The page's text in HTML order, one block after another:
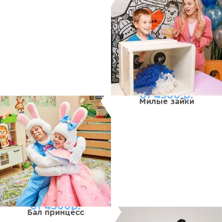
Милые зайки
от 4500 р.
Бал принцесс
от 4500р.